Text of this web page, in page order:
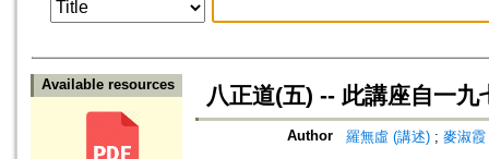
Available resources 八正道(五) -- 此講座自一
Author 羅無虛 (講述) ; 麥淑霞